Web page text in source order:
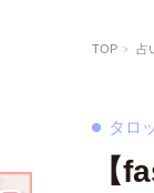
TOP 占
タロ
【